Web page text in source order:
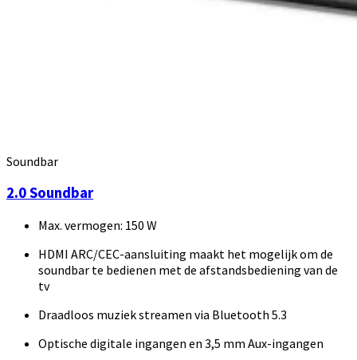
Soundbar
2.0 Soundbar
Max. vermogen: 150 W
HDMI ARC/CEC-aansluiting maakt het mogelijk om de
soundbar te bedienen met de afstandsbediening van de
tv
Draadloos muziek streamen via Bluetooth 5.3
Optische digitale ingangen en 3,5 mm Aux-ingangen